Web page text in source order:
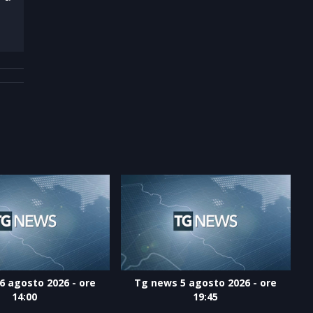
agosto 2026 - ore
14:00
Tg news 5 agosto 2026 - ore
19:45